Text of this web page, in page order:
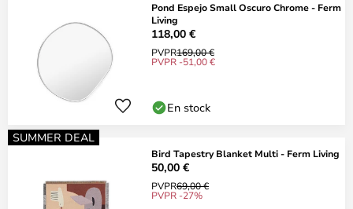
Pond Espejo Small Oscuro Chrome - Ferm
Living
118,00 €
PVPR169,00 €
PVPR -51,00 €
En stock
SUMMER DEAL
Bird Tapestry Blanket Multi - Ferm Living
50,00 €
PVPR69,00 €
PVPR -27%